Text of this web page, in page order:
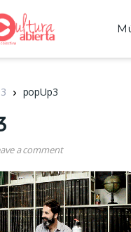
popUp3
a comment